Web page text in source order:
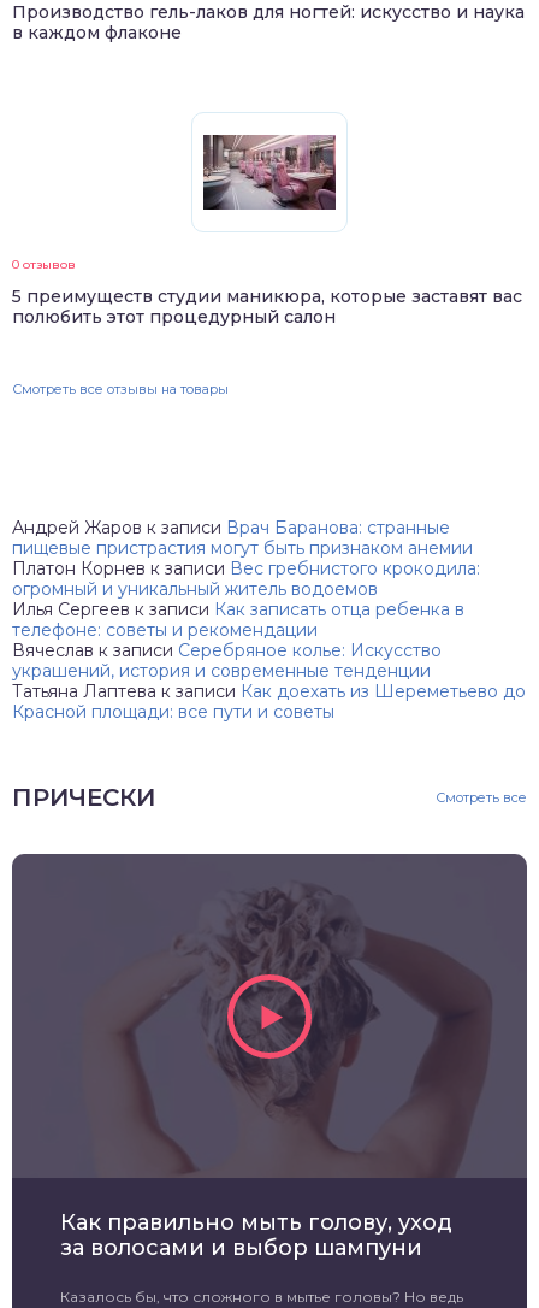
Производство гель-лаков для ногтей: искусство и наука
в каждом флаконе
0 отзывов
5 преимуществ студии маникюра, которые заставят вас
полюбить этот процедурный салон
Смотреть все отзывы на товары
Андрей Жаров к записи Врач Баранова: странные
пищевые пристрастия могут быть признаком анемии
Платон Корнев к записи Вес гребнистого крокодила:
огромный и уникальный житель водоемов
Илья Сергеев к записи Как записать отца ребенка в
телефоне: советы и рекомендации
Вячеслав к записи Серебряное колье: Искусство
украшений, история и современные тенденции
Татьяна Лаптева к записи Как доехать из Шереметьево до
Красной площади: все пути и советы
ПРИЧЕСКИ Смотреть все
Как правильно мыть голову, уход
за волосами и выбор шампуни
Казалось бы, что сложного в мытье головы? Но ведь